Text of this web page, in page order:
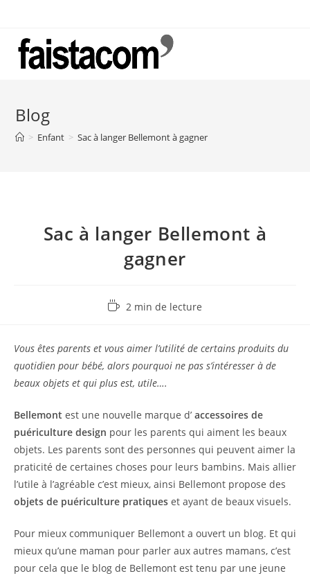
content
Blog
> Enfant > Sac à langer Bellemont à gagner
Sac à langer Bellemont à
gagner
Temps2 min de lecture
Vous êtes parents et vous aimer l’utilité de certains produits du
quotidien pour bébé, alors pourquoi ne pas s’intéresser à de
beaux objets et qui plus est, utile….
Bellemont est une nouvelle marque d’ accessoires de
puériculture design pour les parents qui aiment les beaux
objets. Les parents sont des personnes qui peuvent aimer la
praticité de certaines choses pour leurs bambins. Mais allier
l’utile à l’agréable c’est mieux, ainsi Bellemont propose des
objets de puériculture pratiques et ayant de beaux visuels.
Pour mieux communiquer Bellemont a ouvert un blog. Et qui
mieux qu’une maman pour parler aux autres mamans, c’est
pour cela que le blog de Bellemont est tenu par une jeune